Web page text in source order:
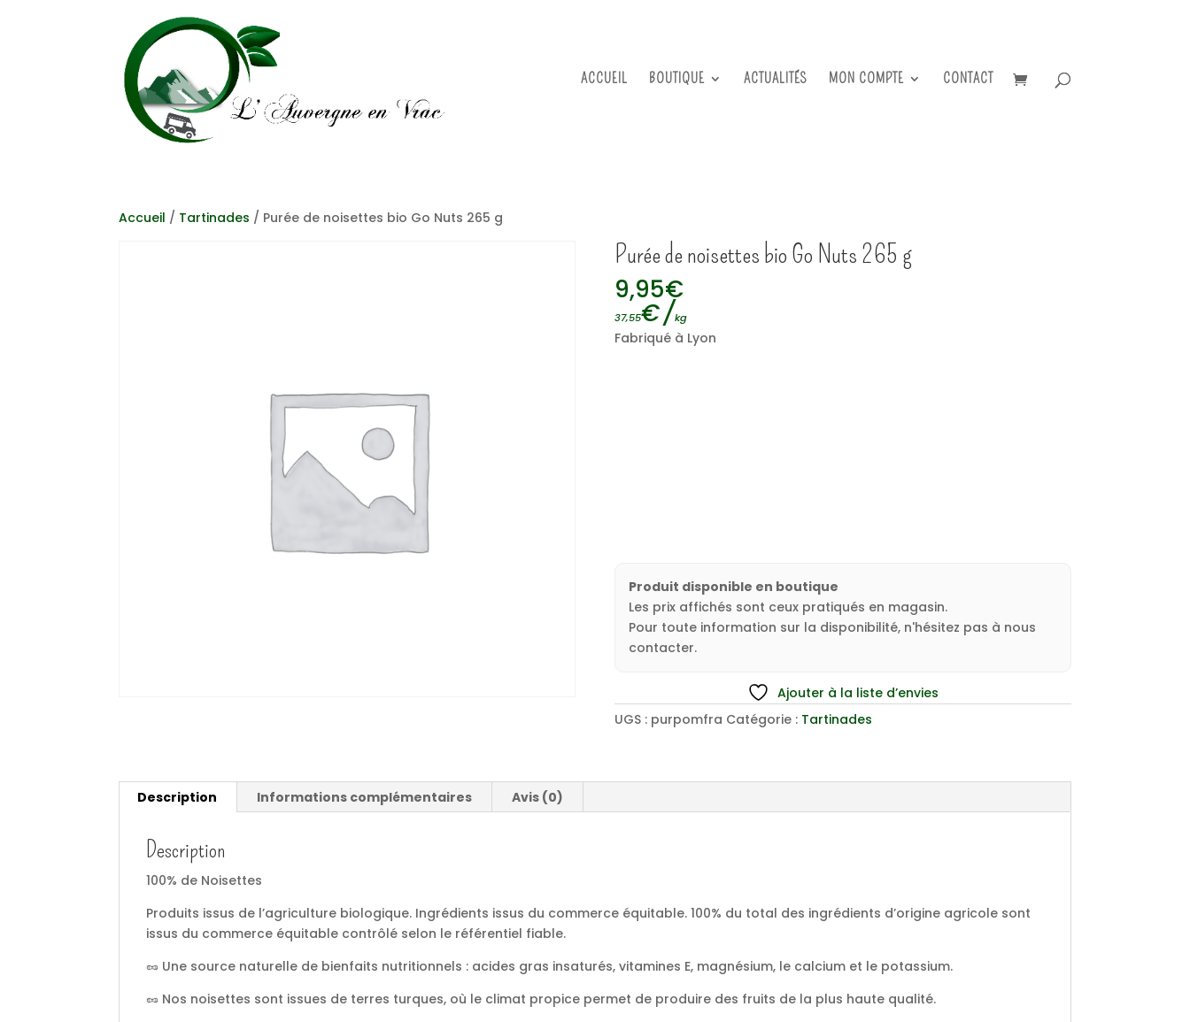
ACCUEIL BOUTIQUE ACTUALITÉS MON COMPTE CONTACT
Accueil / Tartinades / Purée de noisettes bio Go Nuts 265 g
Purée de noisettes bio Go Nuts 265 g
9,95€
37,55€/kg
Fabriqué à Lyon
Produit disponible en boutique
Les prix affichés sont ceux pratiqués en magasin.
Pour toute information sur la disponibilité, n'hésitez pas à nous
contacter.
Ajouter à la liste d’envies
UGS : purpomfra Catégorie : Tartinades
Description Informations complémentaires Avis (0)
Description
100% de Noisettes
Produits issus de l’agriculture biologique. Ingrédients issus du commerce équitable. 100% du total des ingrédients d’origine agricole sont
issus du commerce équitable contrôlé selon le référentiel fiable.
🥜 Une source naturelle de bienfaits nutritionnels : acides gras insaturés, vitamines E, magnésium, le calcium et le potassium.
🥜 Nos noisettes sont issues de terres turques, où le climat propice permet de produire des fruits de la plus haute qualité.